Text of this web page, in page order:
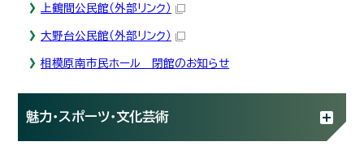
上鶴間公民館 （外部リンク）
大野台公民館 （外部リンク）
相模原南市民ホール 閉館のお知らせ
魅力・スポーツ・文化芸術